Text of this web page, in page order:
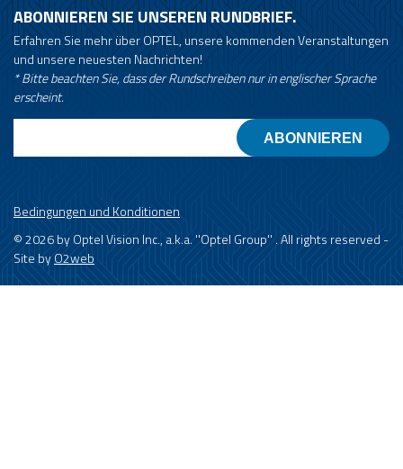
ABONNIEREN SIE UNSEREN RUNDBRIEF.
Erfahren Sie mehr über OPTEL, unsere kommenden Veranstaltungen
und unsere neuesten Nachrichten!
* Bitte beachten Sie, dass der Rundschreiben nur in englischer Sprache
erscheint.
Bedingungen und Konditionen
© 2026 by Optel Vision Inc., a.k.a. ''Optel Group'' . All rights reserved -
Site byO2web